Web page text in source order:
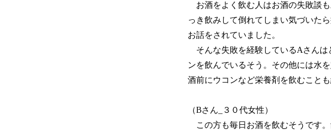
お酒をよく飲む人はお酒の失敗談
っき飲みして倒れてしまい気づいた
お話をされていました。
そんな失敗を経験しているAさんは
ンを飲んでいるそう。その他には水
酒前にウコンなど栄養剤を飲むこと
（Bさん_３０代女性）
この方も毎日お酒を飲むそうです。